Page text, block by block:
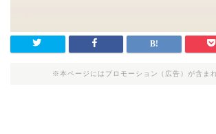
※本ページにはプロモーション（広告）が含ま